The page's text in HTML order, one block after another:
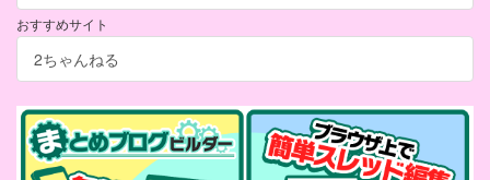
おすすめサイト
2ちゃんねる